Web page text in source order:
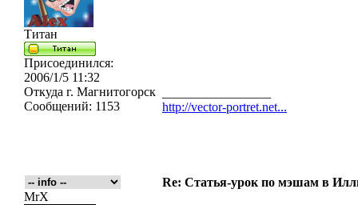
Титан
Присоединился:
2006/1/5 11:32
Откуда г. Магнитогорск
Сообщений: 1153
http://vector-portret.net...
Re: Статья-урок по мэшам в
MrX